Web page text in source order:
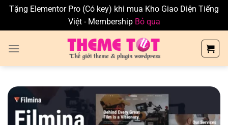
Tặng Elementor Pro (Có key) khi mua Kho Giao Diện Tiếng
Việt - Membership Bỏ qua